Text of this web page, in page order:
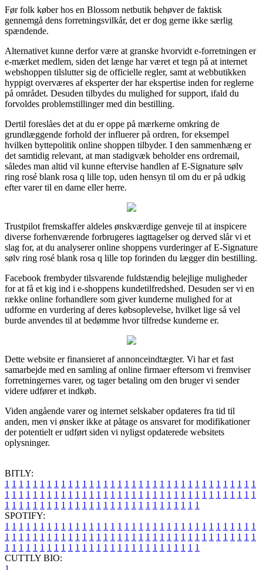
Før folk køber hos en Blossom netbutik behøver de faktisk
gennemgå dens forretningsvilkår, det er dog gerne ikke særlig
spændende.
Alternativet kunne derfor være at granske hvorvidt e-forretningen er
e-mærket medlem, siden det længe har været et tegn på at internet
webshoppen tilslutter sig de officielle regler, samt at webbutikken
hyppigt overværes af eksperter der har ekspertise inden for reglerne
på området. Desuden tilbydes du mulighed for support, ifald du
forvoldes problemstillinger med din bestilling.
Dertil foreslåes det at du er oppe på mærkerne omkring de
grundlæggende forhold der influerer på ordren, for eksempel
hvilken byttepolitik online shoppen tilbyder. I den sammenhæng er
det samtidig relevant, at man stadigvæk beholder ens ordremail,
således man altid vil kunne eftervise handlen af E-Signature sølv
ring rosé blank rosa q lille top, uden hensyn til om du er på udkig
efter varer til en dame eller herre.
Trustpilot fremskaffer aldeles ønskværdige genveje til at inspicere
diverse forhenværende forbrugeres iagttagelser og derved slår vi et
slag for, at du analyserer online shoppens vurderinger af E-Signature
sølv ring rosé blank rosa q lille top forinden du lægger din bestilling.
Facebook frembyder tilsvarende fuldstændig belejlige muligheder
for at få et kig ind i e-shoppens kundetilfredshed. Desuden ser vi en
række online forhandlere som giver kunderne mulighed for at
udforme en vurdering af deres købsoplevelse, hvilket lige så vel
burde anvendes til at bedømme hvor tilfredse kunderne er.
Dette website er finansieret af annonceindtægter. Vi har et fast
samarbejde med en samling af online firmaer eftersom vi fremviser
forretningernes varer, og tager betaling om den bruger vi sender
videre udfører et indkøb.
Viden angående varer og internet selskaber opdateres fra tid til
anden, men vi ønsker ikke at påtage os ansvaret for modifikationer
der potentielt er udført siden vi nyligst opdaterede websitets
oplysninger.
BITLY:
1 1 1 1 1 1 1 1 1 1 1 1 1 1 1 1 1 1 1 1 1 1 1 1 1 1 1 1 1 1 1 1 1 1 1 1
1 1 1 1 1 1 1 1 1 1 1 1 1 1 1 1 1 1 1 1 1 1 1 1 1 1 1 1 1 1 1 1 1 1 1 1
1 1 1 1 1 1 1 1 1 1 1 1 1 1 1 1 1 1 1 1 1 1 1 1 1 1 1 1
SPOTIFY:
1 1 1 1 1 1 1 1 1 1 1 1 1 1 1 1 1 1 1 1 1 1 1 1 1 1 1 1 1 1 1 1 1 1 1 1
1 1 1 1 1 1 1 1 1 1 1 1 1 1 1 1 1 1 1 1 1 1 1 1 1 1 1 1 1 1 1 1 1 1 1 1
1 1 1 1 1 1 1 1 1 1 1 1 1 1 1 1 1 1 1 1 1 1 1 1 1 1 1 1
CUTTLY BIO: